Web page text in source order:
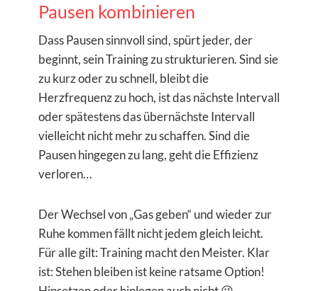
Pausen kombinieren
Dass Pausen sinnvoll sind, spürt jeder, der
beginnt, sein Training zu strukturieren. Sind sie
zu kurz oder zu schnell, bleibt die
Herzfrequenz zu hoch, ist das nächste Intervall
oder spätestens das übernächste Intervall
vielleicht nicht mehr zu schaffen. Sind die
Pausen hingegen zu lang, geht die Effizienz
verloren…
Der Wechsel von „Gas geben“ und wieder zur
Ruhe kommen fällt nicht jedem gleich leicht.
Für alle gilt: Training macht den Meister. Klar
ist: Stehen bleiben ist keine ratsame Option!